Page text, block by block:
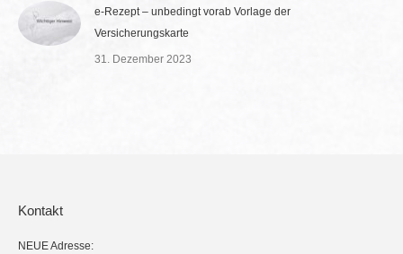
e-Rezept – unbedingt vorab Vorlage der
Versicherungskarte
31. Dezember 2023
Kontakt
NEUE Adresse: